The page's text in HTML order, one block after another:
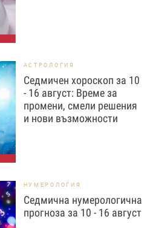
АСТРОЛОГИЯ
Седмичен хороскоп за 10
- 16 август: Време за
промени, смели решения
и нови възможности
НУМЕРОЛОГИЯ
Седмична нумерологична
прогноза за 10 - 16 август